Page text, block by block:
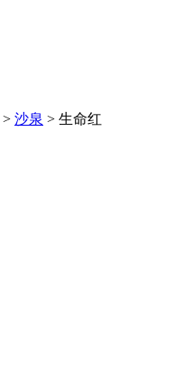
> 沙泉 > 生命红